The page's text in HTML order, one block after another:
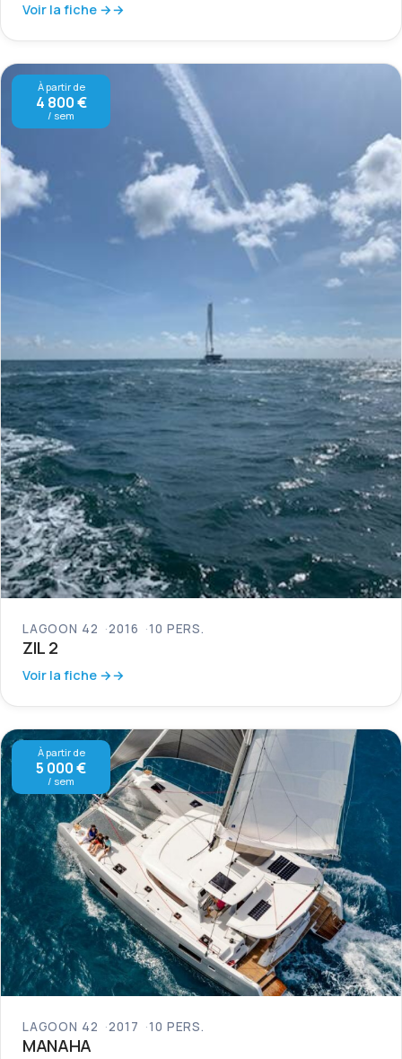
Voir la fiche →
À partir de
4 800 €
/ sem
LAGOON 42 2016 10 PERS.
ZIL 2
Voir la fiche →
À partir de
5 000 €
/ sem
LAGOON 42 2017 10 PERS.
MANAHA